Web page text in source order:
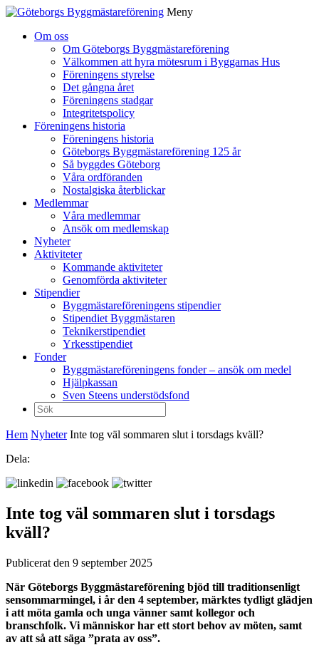
Meny
Om oss
Om Göteborgs Byggmästareförening
Välkommen att hyra mötesrum i Byggarnas Hus
Föreningens styrelse
Det gångna året
Föreningens stadgar
Integritetspolicy
Föreningens historia
Föreningens historia
Göteborgs Byggmästareförening 125 år
Så byggdes Göteborg
Våra ordföranden
Nostalgiska återblickar
Medlemmar
Våra medlemmar
Ansök om medlemskap
Nyheter
Aktiviteter
Kommande aktiviteter
Genomförda aktiviteter
Stipendier
Byggmästareföreningens stipendier
Stipendiet Byggmästaren
Teknikerstipendiet
Yrkesstipendiet
Fonder
Byggmästareföreningens fonder – ansök om medel
Hjälpkassan
Sven Steens understödsfond
Sök
efter:
Hem Nyheter Inte tog väl sommaren slut i torsdags kväll?
Dela:
Inte tog väl sommaren slut i torsdags
kväll?
Publicerat den 9 september 2025
När Göteborgs Byggmästareförening bjöd till traditionsenligt
sensommarmingel, i år den 4 september, märktes tydligt glädjen
i att möta gamla och unga vänner samt kollegor och
branschfolk. Vi människor har ett stort behov av möten, samt
av att så att säga ”prata av oss”.